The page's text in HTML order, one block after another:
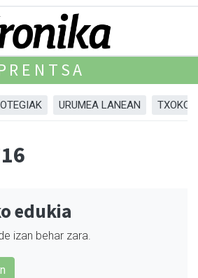
URUMEA LANEAN
edukia
izan behar zara.